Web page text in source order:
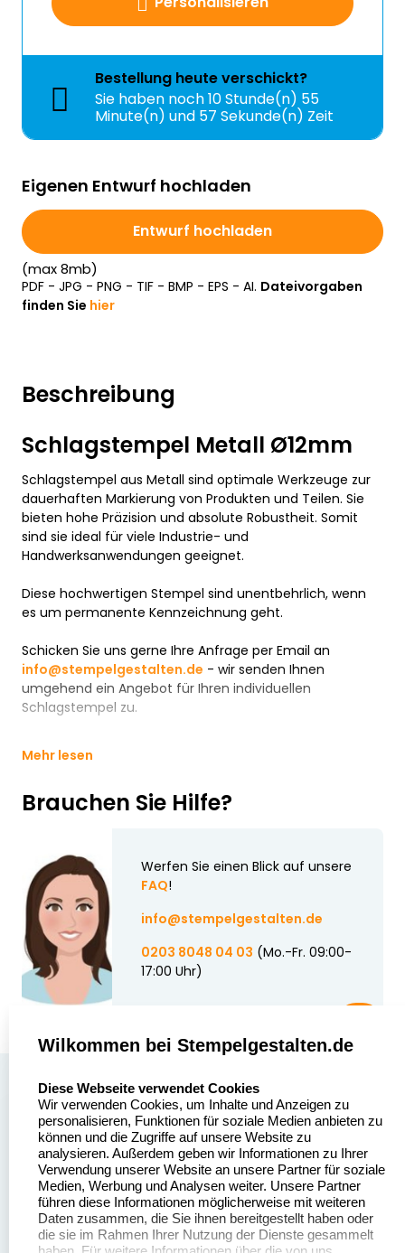
Beschreibung
Schlagstempel Metall Ø12mm
Schlagstempel aus Metall sind optimale Werkzeuge zur
dauerhaften Markierung von Produkten und Teilen. Sie
bieten hohe Präzision und absolute Robustheit. Somit
sind sie ideal für viele Industrie- und
Handwerksanwendungen geeignet.
Diese hochwertigen Stempel sind unentbehrlich, wenn
es um permanente Kennzeichnung geht.
Schicken Sie uns gerne Ihre Anfrage per Email an
info@stempelgestalten.de - wir senden Ihnen
umgehend ein Angebot für Ihren individuellen
Schlagstempel zu.
Mehr lesen
Brauchen Sie Hilfe?
Werfen Sie einen Blick auf unsere
FAQ!
info@stempelgestalten.de
0203 8048 04 03 (Mo.-Fr. 09:00-
17:00 Uhr)
Bestellung heuteverschickt?
Sie haben noch10 Stunde(n) 55
Minute(n) und 56 Sekunde(n) Zeit
Eigenen Entwurf hochladen
Entwurf hochladen
(max 8mb)
PDF - JPG - PNG - TIF - BMP - EPS - AI. Dateivorgaben
finden Sie hier
Stempelgestalten.de
Asterlager Straße 97
47228 Duisburg
Deutschland
Über uns
Sitemap
Alle
Stempelinformationen
Wilkommen bei Stempelgestalten.de
Diese Webseite verwendet Cookies
Wir verwenden Cookies, um Inhalte und Anzeigen zu
personalisieren, Funktionen für soziale Medien anbieten zu
können und die Zugriffe auf unsere Website zu
analysieren. Außerdem geben wir Informationen zu Ihrer
Verwendung unserer Website an unsere Partner für soziale
Medien, Werbung und Analysen weiter. Unsere Partner
führen diese Informationen möglicherweise mit weiteren
Daten zusammen, die Sie ihnen bereitgestellt haben oder
die sie im Rahmen Ihrer Nutzung der Dienste gesammelt